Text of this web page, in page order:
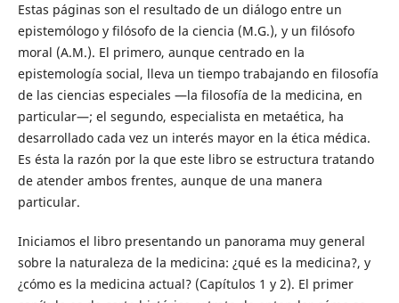
Estas páginas son el resultado de un diálogo entre un
epistemólogo y filósofo de la ciencia (M.G.), y un filósofo
moral (A.M.). El primero, aunque centrado en la
epistemología social, lleva un tiempo trabajando en filosofía
de las ciencias especiales —la filosofía de la medicina, en
particular—; el segundo, especialista en metaética, ha
desarrollado cada vez un interés mayor en la ética médica.
Es ésta la razón por la que este libro se estructura tratando
de atender ambos frentes, aunque de una manera
particular.
Iniciamos el libro presentando un panorama muy general
sobre la naturaleza de la medicina: ¿qué es la medicina?, y
¿cómo es la medicina actual? (Capítulos 1 y 2). El primer